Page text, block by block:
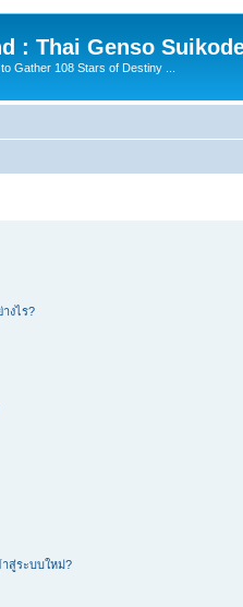
: Thai Genso
Gather 108 Stars of Destiny ...
งไร?
สู่ระบบใหม่?